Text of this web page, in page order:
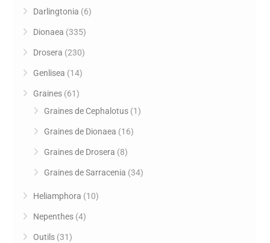
Darlingtonia (6)
Dionaea (335)
Drosera (230)
Genlisea (14)
Graines (61)
Graines de Cephalotus (1)
Graines de Dionaea (16)
Graines de Drosera (8)
Graines de Sarracenia (34)
Heliamphora (10)
Nepenthes (4)
Outils (31)